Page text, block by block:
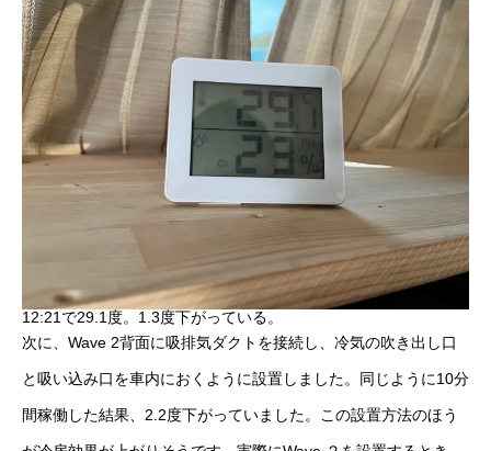
12:21で29.1度。1.3度下がっている。
次に、Wave 2背面に吸排気ダクトを接続し、冷気の吹き出し口
と吸い込み口を車内におくように設置しました。同じように10分
間稼働した結果、2.2度下がっていました。この設置方法のほう